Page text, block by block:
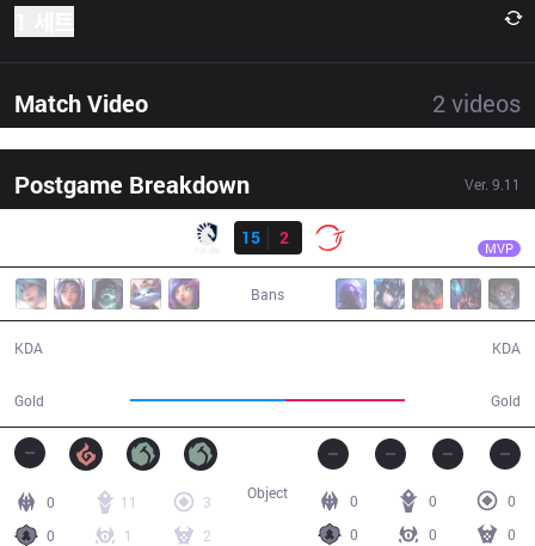
Match Video 2 videos
Postgame Breakdown Ver. 9.11
15
2 MVP
Bans
KDA
Gold Gold
KDA
0 11
3
0
1 2
0 0
0
0
0 0
Object